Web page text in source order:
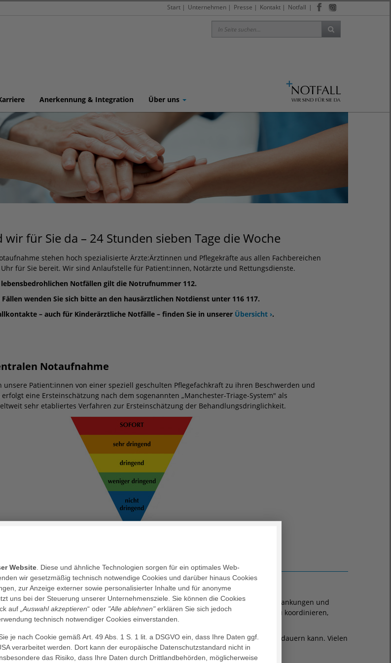
|
Start | Unternehmen | Presse | Kontakt | Notfall
Anerkennung & Integration Über uns
für Sie da – 24 Stunden sieben Tage die Woche
stehen hoch spezialisierte Ärzte:Ärztinnen und Pflegekräfte aus allen Fachbereichen
für Sie bereit. Wir sind Anlaufstelle für Patient:innen, Notärzte und Rettungsdienste.
lebensbedrohlichen Notfällen gilt die Notrufnummer 112.
wenden Sie sich bitte an den hausärztlichen Notdienst unter 116 117.
– auch für Kinderärztliche Notfälle – finden Sie in unserer Übersicht ›.
Notaufnahme
unsere Patient:innen von einer speziell geschulten Pflegefachkraft zu ihren Beschwerden und
eine Ersteinschätzung nach dem sogenannten „Manchester-Triage-System" als
sehr etabliertes Verfahren zur Ersteinschätzung der Behandlungsdringlichkeit.
Zentralen Notaufnahme:
Notaufnahme hat es das Behandlungsteam mit unterschiedlich schweren Erkrankungen und
unterschiedlich lange Wartezeiten. Um den Ablauf und die Versorgung optimal zu koordinieren,
nach der Dringlichkeit als auch Schwere ihrer Beschwerden.
der Reihenfolge Ihrer Ankunft behandelt werden und es unter Umständen länger dauern kann. Vielen
Website . Diese und ähnliche Technologien sorgen für ein optimales Web-
wir gesetzmäßig technisch notwendige Cookies und darüber hinaus Cookies
zur Anzeige externer sowie personalisierter Inhalte und für anonyme
uns bei der Steuerung unserer Unternehmensziele. Sie können die Cookies
auf „Auswahl akzeptieren“ oder "Alle ablehnen"erklären Sie sich jedoch
technisch notwendiger Cookies einverstanden.
je nach Cookie gemäß Art. 49 Abs. 1 S. 1 lit. a DSGVO ein, dass Ihre Daten ggf.
verarbeitet werden. Dort kann der europäische Datenschutzstandard nicht in
das Risiko, dass Ihre Daten durch Drittlandbehörden, möglicherweise